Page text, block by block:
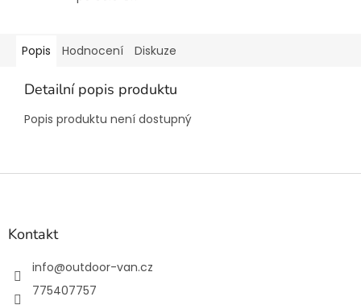
Popis Hodnocení Diskuze
Detailní popis produktu
Popis produktu není dostupný
Z
Kontakt
info@outdoor-van.cz
775407757